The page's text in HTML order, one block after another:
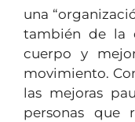
una
también de la
cuerpo y
movimiento.
las mejoras
personas que